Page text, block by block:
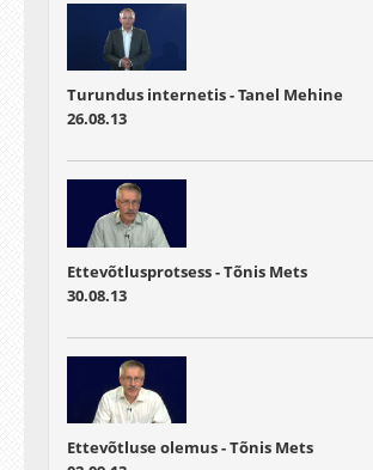
Turundus internetis - Tanel Mehine
26.08.13
Ettevõtlusprotsess - Tõnis Mets
30.08.13
Ettevõtluse olemus - Tõnis Mets